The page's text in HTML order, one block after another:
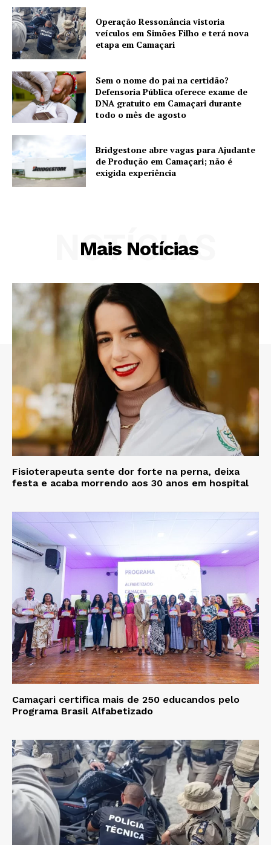
Operação Ressonância vistoria
veículos em Simões Filho e terá nova
etapa em Camaçari
Sem o nome do pai na certidão?
Defensoria Pública oferece exame de
DNA gratuito em Camaçari durante
todo o mês de agosto
Bridgestone abre vagas para Ajudante
de Produção em Camaçari; não é
exigida experiência
Mais Notícias
NOTÍCIAS
Fisioterapeuta sente dor forte na perna, deixa
festa e acaba morrendo aos 30 anos em hospital
Camaçari certifica mais de 250 educandos pelo
Programa Brasil Alfabetizado